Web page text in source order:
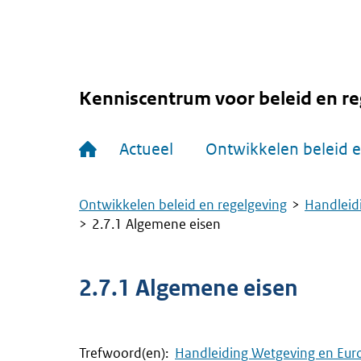
Kenniscentrum voor beleid en
Actueel Ontwikkelen beleid
Kruimelpad
Ontwikkelen beleid en regelgeving
2.7.1 Algemene eisen
2.7.1 Algemene eisen
Trefwoord(en): Handleiding Wetgeving en